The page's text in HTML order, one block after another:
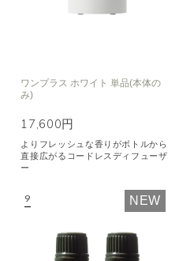
ワンプラス ホワイト 単品(本体の
み)
17,600円
よりフレッシュな香りがボトルから
直接広がるコードレスディフューザ
ー
NEW